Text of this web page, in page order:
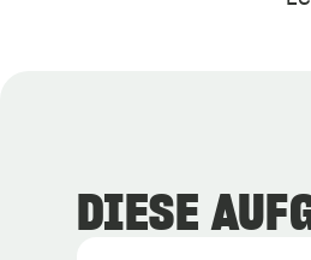
Traum vom
DIESE